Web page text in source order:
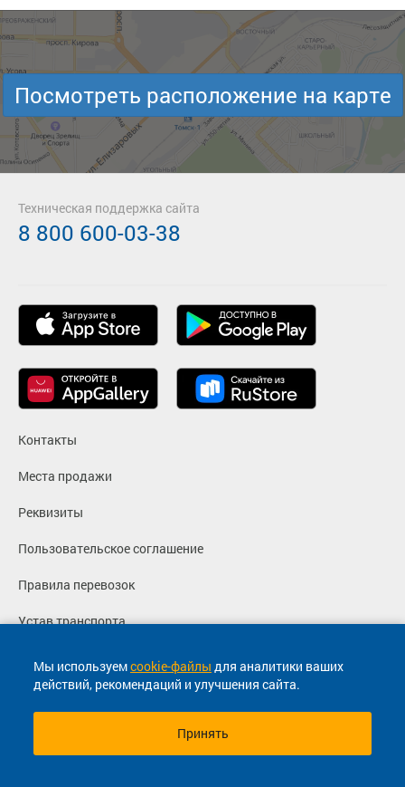
Мы используемcookie-файлы для аналитики ваших
действий, рекомендаций и улучшения сайта.
Принять
Посмотреть расположение на карте
Контакты
Места продажи
Реквизиты
Пользовательское соглашение
Правила перевозок
Устав транспорта
Политика конфиденциальности
Согласие на маркетинговые сообщения
Техническая поддержка сайта
8 800 600-03-38
© 2013-2026, ООО "Капитал"- Онлайн сервис продажи